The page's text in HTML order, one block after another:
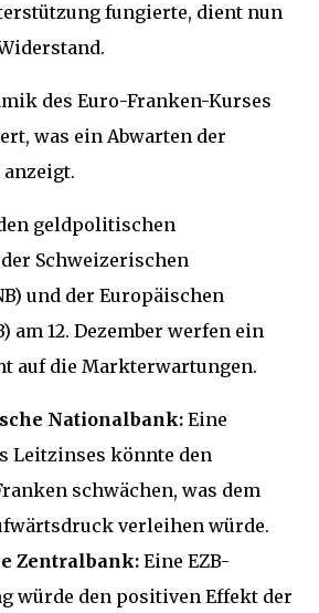
fungierte, dient nun
des Euro-Franken-Kurses
was ein Abwarten der
geldpolitischen
Schweizerischen
und der Europäischen
am 12. Dezember werfen ein
auf die Markterwartungen.
Nationalbank: Eine
Leitzinses könnte den
schwächen, was dem
verleihen würde.
Zentralbank:Eine EZB-
würde den positiven Effekt der